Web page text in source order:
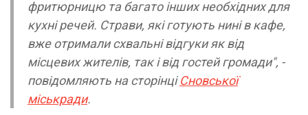
фритюрницю та багато інших необхідних для
кухні речей. Страви, які готують нині в кафе,
вже отримали схвальні відгуки як від
місцевих жителів, так і від гостей громади", -
повідомляють на сторінціСновської
міськради.